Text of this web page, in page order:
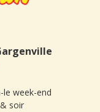
le week-end
soir